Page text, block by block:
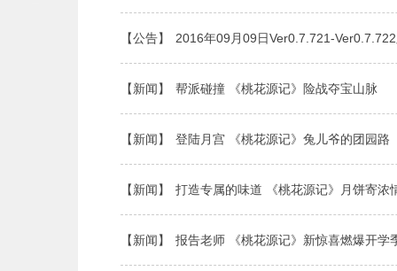
【公告】 2016年09月09日Ver0.7.721-
【新闻】 帮派碰撞 《桃花源记》险战夺宝山脉
【新闻】 登陆月宫 《桃花源记》兔儿爷的团园路
【新闻】 打造专属的味道 《桃花源记》月饼寄浓
【新闻】 报告老师 《桃花源记》新惊喜燃爆开学